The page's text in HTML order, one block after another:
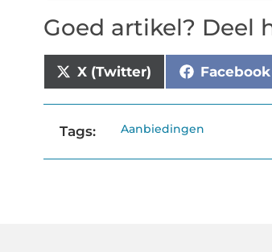
Goed artikel? Deel
X (Twitter) Facebook
Tags: Aanbiedingen